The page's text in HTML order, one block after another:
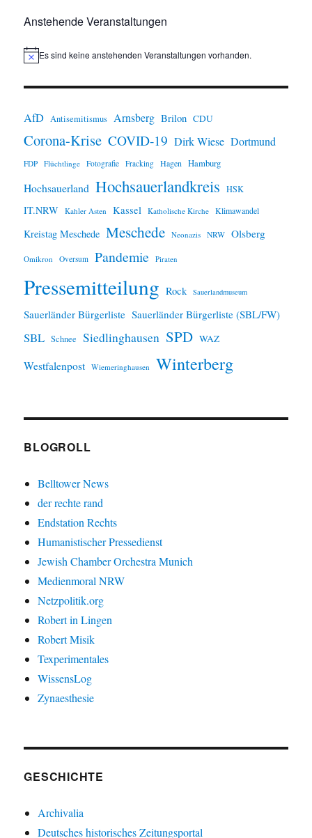
Anstehende Veranstaltungen
H
w
s
Es sind keine anstehenden Veranstaltungen vorhanden.
AfD Antisemitismus Arnsberg Brilon CDU
Corona-Krise COVID-19 Dirk Wiese Dortmund
FDP Flüchtlinge Fotografie Fracking Hagen Hamburg
Hochsauerland Hochsauerlandkreis HSK
IT.NRW Kahler Asten Kassel Katholische Kirche Klimawandel
Kreistag Meschede Meschede Neonazis NRW Olsberg
Omikron Oversum Pandemie Piraten
Pressemitteilung Rock Sauerlandmuseum
Sauerländer Bürgerliste Sauerländer Bürgerliste (SBL/FW)
SBL Schnee Siedlinghausen SPD WAZ
Westfalenpost Wiemeringhausen Winterberg
BLOGROLL
Belltower News
der rechte rand
Endstation Rechts
Humanistischer Pressedienst
Jewish Chamber Orchestra Munich
Medienmoral NRW
Netzpolitik.org
Robert in Lingen
Robert Misik
Texperimentales
WissensLog
Zynaesthesie
GESCHICHTE
Archivalia
Deutsches historisches Zeitungsportal